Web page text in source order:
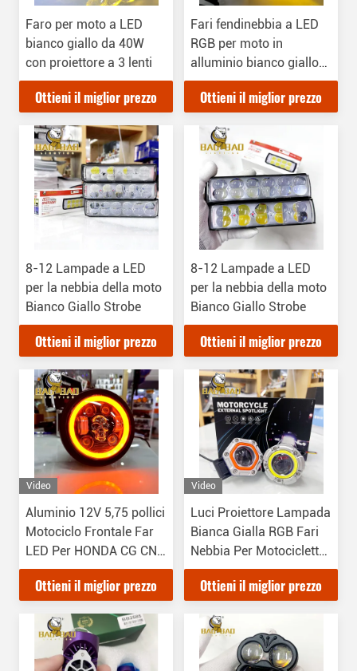
Faro per moto a LED
bianco giallo da 40W
con proiettore a 3 lenti
Ottieni il miglior prezzo
Fari fendinebbia a LED
RGB per moto in
alluminio bianco giallo
multicolore
Ottieni il miglior prezzo
8-12 Lampade a LED
per la nebbia della moto
Bianco Giallo Strobe
Ottieni il miglior prezzo
8-12 Lampade a LED
per la nebbia della moto
Bianco Giallo Strobe
Ottieni il miglior prezzo
Video
Aluminio 12V 5,75 pollici
Motociclo Frontale Far
LED Per HONDA CG CN
GN CD70
Ottieni il miglior prezzo
Video
Luci Proiettore Lampada
Bianca Gialla RGB Fari
Nebbia Per Motociclette
Moto
Ottieni il miglior prezzo